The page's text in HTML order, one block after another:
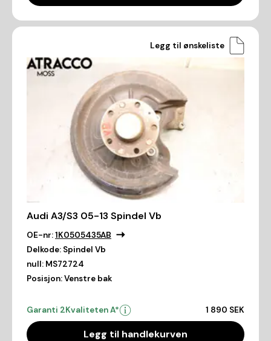
Legg til ønskeliste
Audi A3/S3 05-13 Spindel Vb
OE-nr:1K0505435AB
Delkode: Spindel Vb
null: MS72724
Posisjon:Venstre bak
Garanti 2Kvaliteten A* 1 890 SEK
Legg til handlekurven